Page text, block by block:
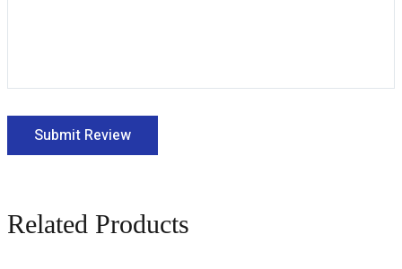
Related Products